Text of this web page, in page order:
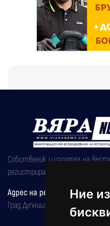
Ние
Собственик и издател на
регистрирана на 08.05.2002
Адрес на редакцията
Град Дупница, ул.''Христо Ботев"